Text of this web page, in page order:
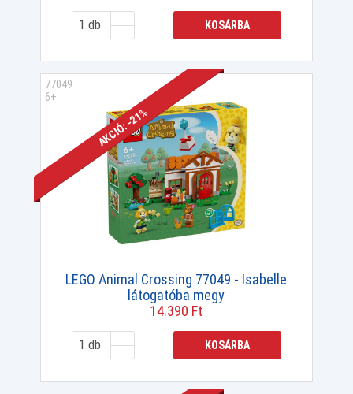
KOSÁRBA
AKCIÓ: -21%
LEGO Animal Crossing 77049 - Isabelle
látogatóba megy
14.390 Ft
KOSÁRBA
77049
6+